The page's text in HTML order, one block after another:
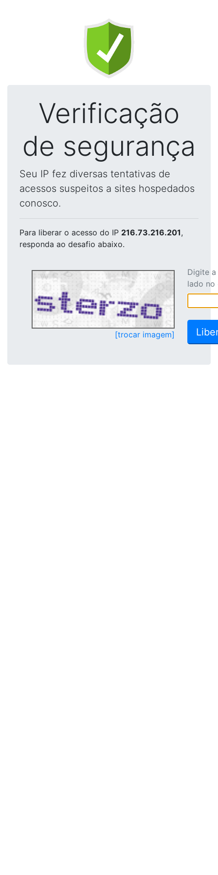
Verificação
de segurança
Seu IP fez diversas tentativas de
acessos suspeitos a sites hospedados
conosco.
Para liberar o acesso do IP 216.73.216.201,
responda ao desafio abaixo.
[trocar imagem]
Digite
lado no